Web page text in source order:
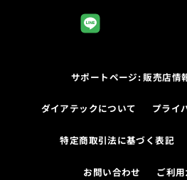
サポートページ: 販売店情
ダイアテックについて プライ
特定商取引法に基づく表記
お問い合わせ ご利